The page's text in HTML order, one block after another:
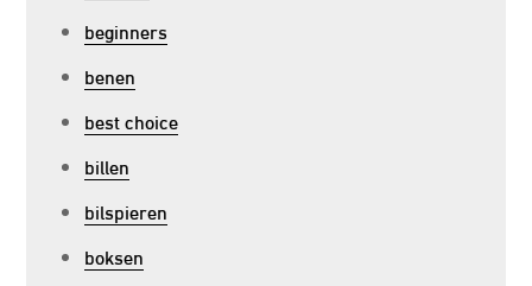
beginners
benen
best choice
billen
bilspieren
boksen